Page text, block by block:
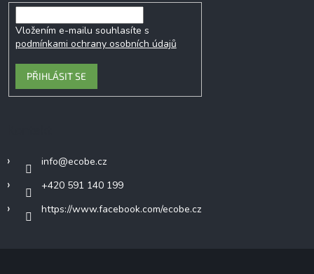
Vložením e-mailu souhlasíte s
podmínkami ochrany osobních údajů
PŘIHLÁSIT SE
info@ecobe.cz
+420 591 140 199
https://www.facebook.com/ecobe.cz